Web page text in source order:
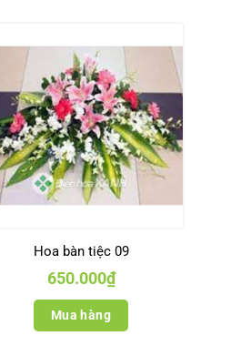
Hoa bàn tiệc 09
650.000₫
Mua hàng